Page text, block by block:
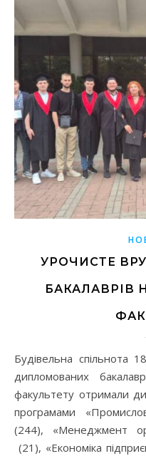
УРОЧИСТЕ
БАКАЛАВРІВ
Будівельна спільнота 18 липня зросла на 287 нових
дипломованих
факультету отримали
програмами
(244), «Менеджмент
(21), «Економіка